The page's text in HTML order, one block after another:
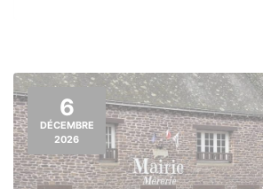
6
DÉCEMBRE
2026